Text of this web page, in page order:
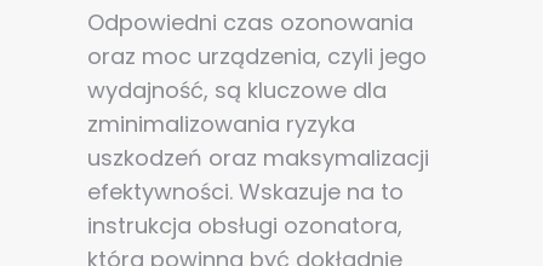
Odpowiedni czas ozonowania
oraz moc urządzenia, czyli jego
wydajność, są kluczowe dla
zminimalizowania ryzyka
uszkodzeń oraz maksymalizacji
efektywności. Wskazuje na to
instrukcja obsługi ozonatora,
która powinna być dokładnie